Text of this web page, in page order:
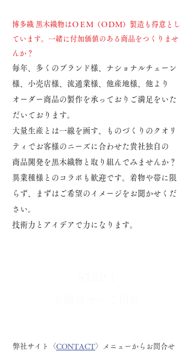
博多織 黒木織物はＯＥＭ（ＯＤＭ）製造も得意とし
ています。一緒に付加価値のある商品をつくりませ
んか？
毎年、多くのブランド様、ナショナルチェーン
様、小売店様、流通業様、他産地様、他より
オーダー 商品の製作を承っておりご満足をいた
だいております。
大量生産とは一線を画す、ものづくりのクオリ
ティでお客様のニーズ に合わせた貴社独自の
商品開発を黒木織物と取り組んでみませんか？
​異業種様とのコラボも歓迎です。着物や帯に限
らず、まずはご希望のイメージをお聞かせくだ
さい。
技術力とアイデアで力になります。
弊社サイト〈CONTACT〉メニューからお問合せ